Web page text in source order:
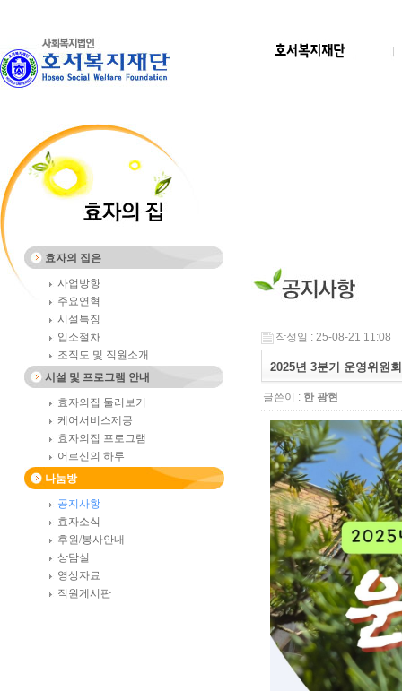
효자의 집은
사업방향
주요연혁
시설특징
입소절차
조직도 및 직원소개
시설 및 프로그램 안내
효자의집 둘러보기
케어서비스제공
효자의집 프로그램
어르신의 하루
나눔방
공지사항
효자소식
후원/봉사안내
상담실
영상자료
직원게시판
작성일 : 25-08-21 11:08
2025년 3분기 운영위원
글쓴이 : 한 광현